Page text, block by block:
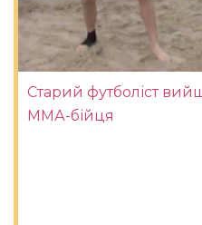
Старий футболіст
ММА-бійця